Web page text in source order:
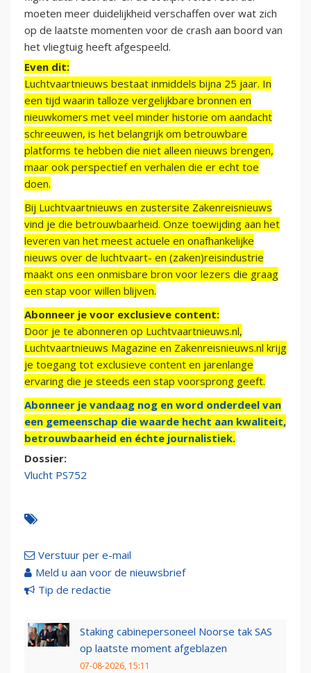
moeten meer duidelijkheid verschaffen over wat zich
op de laatste momenten voor de crash aan boord van
het vliegtuig heeft afgespeeld.
Even dit:
Luchtvaartnieuws bestaat inmiddels bijna 25 jaar. In
een tijd waarin talloze vergelijkbare bronnen en
nieuwkomers met veel minder historie om aandacht
schreeuwen, is het belangrijk om betrouwbare
platforms te hebben die niet alleen nieuws brengen,
maar ook perspectief en verhalen die er echt toe
doen.
Bij Luchtvaartnieuws en zustersite Zakenreisnieuws
vind je die betrouwbaarheid. Onze toewijding aan het
leveren van het meest actuele en onafhankelijke
nieuws over de luchtvaart- en (zaken)reisindustrie
maakt ons een onmisbare bron voor lezers die graag
een stap voor willen blijven.
Abonneer je voor exclusieve content:
Door je te abonneren op Luchtvaartnieuws.nl,
Luchtvaartnieuws Magazine en Zakenreisnieuws.nl krijg
je toegang tot exclusieve content en jarenlange
ervaring die je steeds een stap voorsprong geeft.
Abonneer je vandaag nog en word onderdeel van
een gemeenschap die waarde hecht aan kwaliteit,
betrouwbaarheid en échte journalistiek.
Dossier:
Vlucht PS752
Verstuur per e-mail
Meld u aan voor de nieuwsbrief
Tip de redactie
Staking cabinepersoneel Noorse tak SAS
op laatste moment afgeblazen
07-08-2026, 15:11